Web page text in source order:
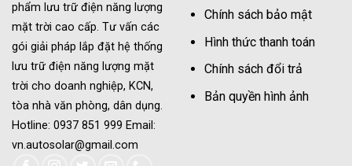
phẩm lưu trữ điện năng lượng
mặt trời cao cấp. Tư vấn các
gói giải pháp lắp đặt hệ thống
lưu trữ điện năng lượng mặt
trời cho doanh nghiệp, KCN,
tòa nhà văn phòng, dân dụng.
Hotline: 0937 851 999 Email:
vn.autosolar@gmail.com
Chính sách bảo mật
Hình thức thanh toán
Chính sách đổi trả
Bản quyền hình ảnh